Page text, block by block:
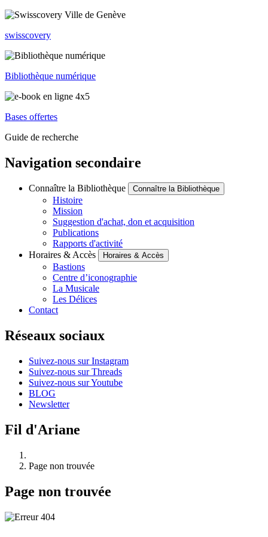
swisscovery
Bibliothèque numérique
Bases offertes
Guide de recherche
Navigation secondaire
Connaître la Bibliothèque Connaître la Bibliothèque
Histoire
Mission
Suggestion d'achat, don et acquisition
Publications
Rapports d'activité
Horaires & Accès
Horaires & Accès
Bastions
Centre d’iconographie
La Musicale
Les Délices
Contact
Réseaux sociaux
Suivez-nous sur Instagram
Suivez-nous sur Threads
Suivez-nous sur Youtube
BLOG
Newsletter
Fil d'Ariane
Page non trouvée
Page non trouvée